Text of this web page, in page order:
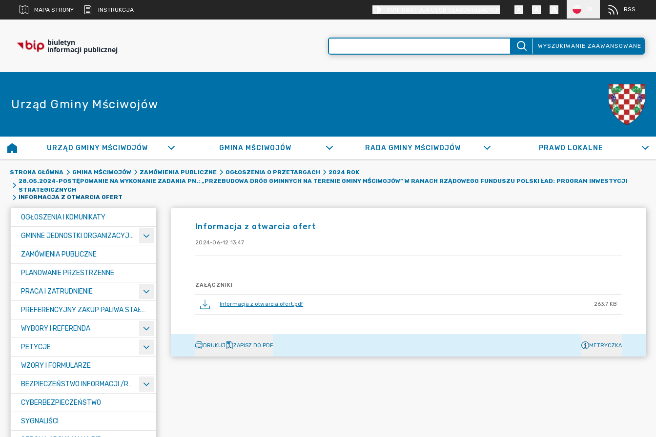
MAPA STRONY INSTRUKCJA RSS
biuletyn
informacji publicznej WYSZUKIWANIE ZAAWANSOWANE
Urząd Gminy Mściwojów
URZĄD GMINY MŚCIWOJÓW GMINA MŚCIWOJÓW RADA GMINY MŚCIWOJÓW PRAWO LOKALNE
STRONA GŁÓWNA GMINA MŚCIWOJÓW ZAMÓWIENIA PUBLICZNE OGŁOSZENIA O PRZETARGACH
2024 ROK
28.05.2024-POSTĘPOWANIE NA WYKONANIE ZADANIA PN.: „PRZEBUDOWA DRÓG GMINNYCH NA TERENIE GMINY MŚCIWOJÓW” W RAMACH RZĄDOWEGO FUNDUSZU POLSKI ŁAD: PROGRAM INWESTYCJI
STRATEGICZNYCH
INFORMACJA Z OTWARCIA OFERT
OGŁOSZENIA I KOMUNIKATY
GMINNE JEDNOSTKI ORGANIZACYJNE
ZAMÓWIENIA PUBLICZNE
PLANOWANIE PRZESTRZENNE
PRACA I ZATRUDNIENIE
PREFERENCYJNY ZAKUP PALIWA STAŁEGO
WYBORY I REFERENDA
PETYCJE
WZORY I FORMULARZE
BEZPIECZEŃSTWO INFORMACJI /RODO/
CYBERBEZPIECZEŃSTWO
SYGNALIŚCI
Informacja z otwarcia ofert
2024-06-12 13:47
ZAŁĄCZNIKI
Informacja z otwarcia ofert.pdf 263.7 KB
DRUKUJ ZAPISZ DO PDF METRYCZKA